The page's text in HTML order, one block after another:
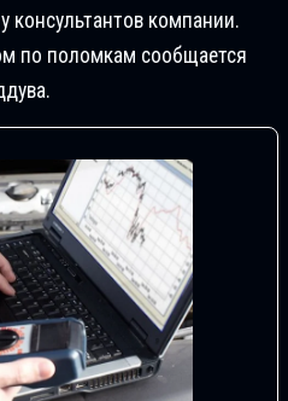
консультантов компании.
по поломкам сообщается